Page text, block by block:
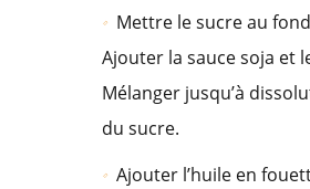
Mettre le sucre au
Ajouter la sauce soja et
Mélanger jusqu’à
du sucre.
Ajouter l’huile en